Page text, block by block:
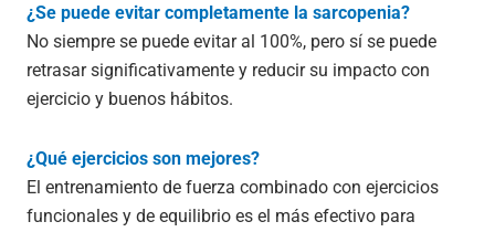
¿Se puede evitar completamente la sarcopenia?
No siempre se puede evitar al 100%, pero sí se puede
retrasar significativamente y reducir su impacto con
ejercicio y buenos hábitos.
¿Qué ejercicios son mejores?
El entrenamiento de fuerza combinado con ejercicios
funcionales y de equilibrio es el más efectivo para